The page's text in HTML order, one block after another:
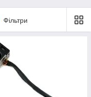
Фільтри